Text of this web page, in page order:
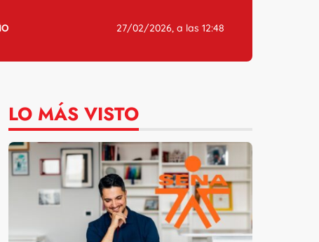
27/02/2026, a las 12:48
LO MÁS VISTO